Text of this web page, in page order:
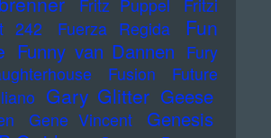
Fritz Puppel
Fritzi
242 Fuerza Regida
Fun
Funny van Dannen Fury
Fusion
Future
Gary Glitter Geese
Gene Vincent
Genesis